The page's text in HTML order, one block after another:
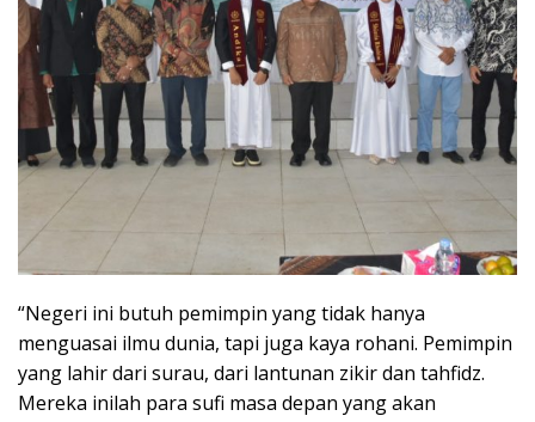
“Negeri ini butuh pemimpin yang tidak hanya
menguasai ilmu dunia, tapi juga kaya rohani. Pemimpin
yang lahir dari surau, dari lantunan zikir dan tahfidz.
Mereka inilah para sufi masa depan yang akan